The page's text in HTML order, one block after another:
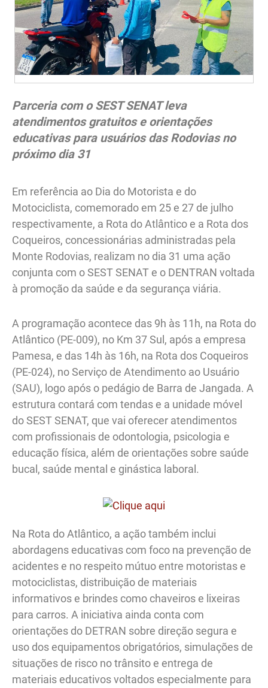
Parceria com o SEST SENAT leva
atendimentos gratuitos e orientações
educativas para usuários das Rodovias no
próximo dia 31
Em referência ao Dia do Motorista e do
Motociclista, comemorado em 25 e 27 de julho
respectivamente, a Rota do Atlântico e a Rota dos
Coqueiros, concessionárias administradas pela
Monte Rodovias, realizam no dia 31 uma ação
conjunta com o SEST SENAT e o DENTRAN voltada
à promoção da saúde e da segurança viária.
A programação acontece das 9h às 11h, na Rota do
Atlântico (PE-009), no Km 37 Sul, após a empresa
Pamesa, e das 14h às 16h, na Rota dos Coqueiros
(PE-024), no Serviço de Atendimento ao Usuário
(SAU), logo após o pedágio de Barra de Jangada. A
estrutura contará com tendas e a unidade móvel
do SEST SENAT, que vai oferecer atendimentos
com profissionais de odontologia, psicologia e
educação física, além de orientações sobre saúde
bucal, saúde mental e ginástica laboral.
Na Rota do Atlântico, a ação também inclui
abordagens educativas com foco na prevenção de
acidentes e no respeito mútuo entre motoristas e
motociclistas, distribuição de materiais
informativos e brindes como chaveiros e lixeiras
para carros. A iniciativa ainda conta com
orientações do DETRAN sobre direção segura e
uso dos equipamentos obrigatórios, simulações de
situações de risco no trânsito e entrega de
materiais educativos voltados especialmente para